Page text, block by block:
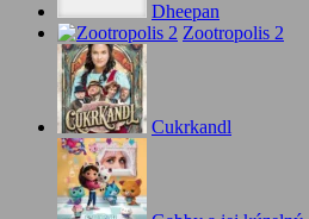
Dheepan
Zootropolis 2
Cukrkandl